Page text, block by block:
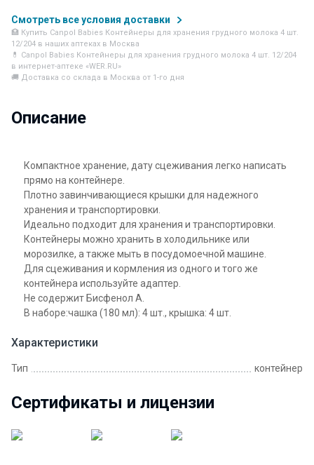
Смотреть все условия доставки
🏥 Купить Canpol Babies Контейнеры для хранения грудного молока 4 шт.
12/204 в наших аптеках в Москва
💊 Canpol Babies Контейнеры для хранения грудного молока 4 шт. 12/204
в интернет-аптеке «WER.RU»
🚚 Доставка со склада в Москва от 1-го дня
Описание
Компактное хранение, дату сцеживания легко написать
прямо на контейнере.
Плотно завинчивающиеся крышки для надежного
хранения и транспортировки.
Идеально подходит для хранения и транспортировки.
Контейнеры можно хранить в холодильнике или
морозилке, а также мыть в посудомоечной машине.
Для сцеживания и кормления из одного и того же
контейнера используйте адаптер.
Не содержит Бисфенол А.
В наборе:чашка (180 мл): 4 шт., крышка: 4 шт.
Характеристики
Тип контейнер
Сертификаты и лицензии